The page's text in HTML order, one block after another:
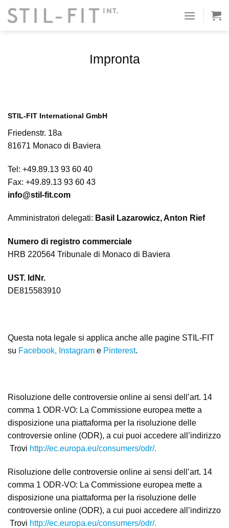
Impronta
STIL-FIT International GmbH
Friedenstr. 18a
81671 Monaco di Baviera
Tel: +49.89.13 93 60 40
Fax: +49.89.13 93 60 43
info@stil-fit.com
Amministratori delegati: Basil Lazarowicz,Anton Rief
Numero di registro commerciale
HRB 220564 Tribunale di Monaco di Baviera
UST. IdNr.
DE815583910
Questa nota legale si applica anche alle pagine STIL-FIT
su Facebook, Instagram e Pinterest.
Risoluzione delle controversie online ai sensi dell’art. 14
comma 1 ODR-VO: La Commissione europea mette a
disposizione una piattaforma per la risoluzione delle
controversie online (ODR), a cui puoi accedere all’indirizzo
Trovi http://ec.europa.eu/consumers/odr/.
Risoluzione delle controversie online ai sensi dell’art. 14
comma 1 ODR-VO: La Commissione europea mette a
disposizione una piattaforma per la risoluzione delle
controversie online (ODR), a cui puoi accedere all’indirizzo
Trovi http://ec.europa.eu/consumers/odr/.